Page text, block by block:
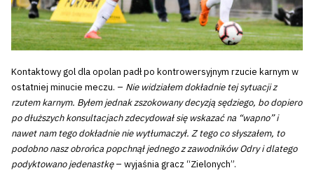
Kontaktowy gol dla opolan padł po kontrowersyjnym rzucie karnym w
ostatniej minucie meczu. – Nie widziałem dokładnie tej sytuacji z
rzutem karnym. Byłem jednak zszokowany decyzją sędziego, bo dopiero
po dłuższych konsultacjach zdecydował się wskazać na “wapno” i
nawet nam tego dokładnie nie wytłumaczył. Z tego co słyszałem, to
podobno nasz obrońca popchnął jednego z zawodników Odry i dlatego
podyktowano jedenastkę– wyjaśnia gracz “Zielonych”.